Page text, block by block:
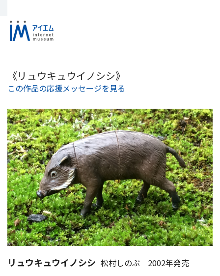
《リュウキュウイノシシ》
この作品の応援メッセージを見る
リュウキュウイノシシ 松村しのぶ 2002年発売